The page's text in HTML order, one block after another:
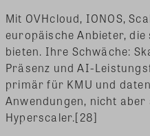
Mit OVHcloud, IONOS,
europäische Anbieter,
bieten. Ihre Schwäche:
Präsenz und AI-
primär für KMU und
Anwendungen, nicht
Hyperscaler.[28]